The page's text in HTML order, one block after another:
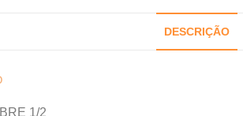
DESCRIÇÃO
1/2